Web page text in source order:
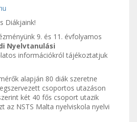
Diákjaink!
9. és 11. évfolyamos
Nyelvtanulási
információkról tájékoztatjuk
alapján 80 diák szeretne
csoportos utazáson
két 40 fős csoport utazik
az NSTS Malta nyelviskola nyelvi